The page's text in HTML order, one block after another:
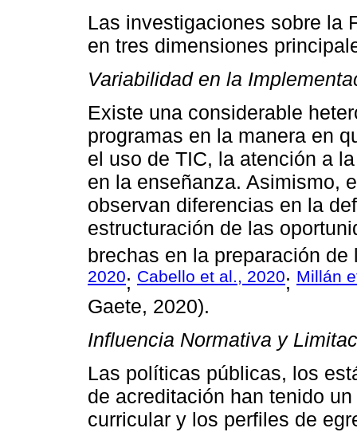
Las investigaciones sobre la
en tres dimensiones
Variabilidad en la
Existe una considerable
programas en la manera en
el uso de TIC, la atención a
en la enseñanza. Asimismo,
observan diferencias en la
estructuración de las
brechas en la preparación
2020; Cabello et al., 2020; Millán
Gaete, 2020).
Influencia Normativa y
Las políticas públicas, los
de acreditación han tenido
curricular y los perfiles de